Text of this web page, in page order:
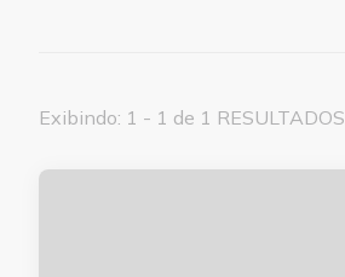
Exibindo: 1 - 1 de 1 RESULTADOS